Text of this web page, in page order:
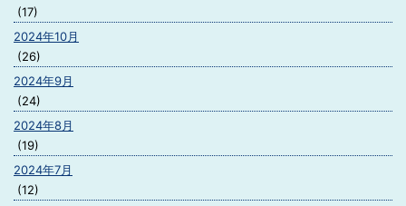
(17)
2024年10月
(26)
2024年9月
(24)
2024年8月
(19)
2024年7月
(12)